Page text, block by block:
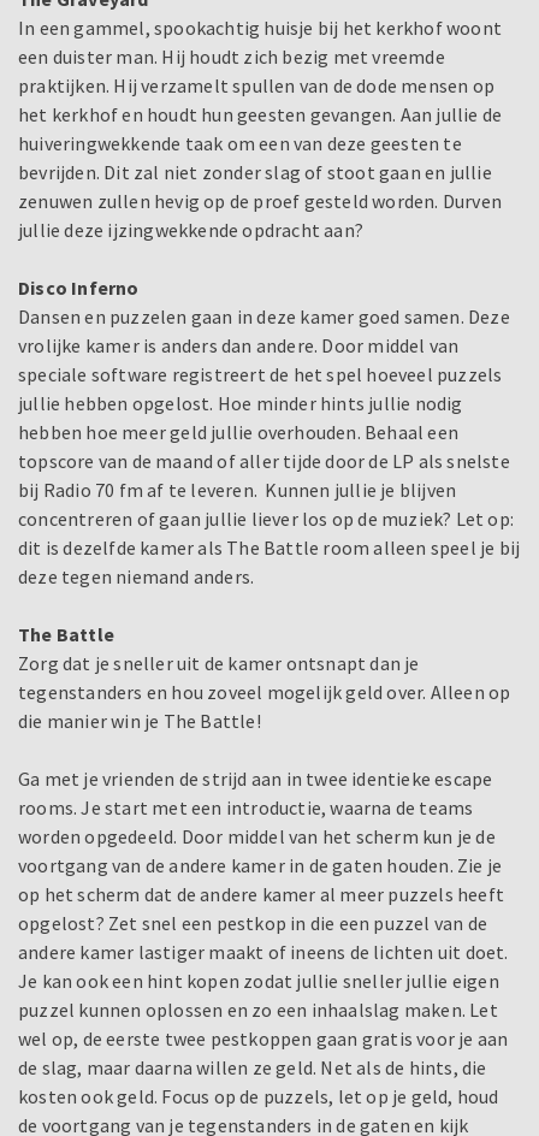
In een gammel, spookachtig huisje bij het kerkhof woont
een duister man. Hij houdt zich bezig met vreemde
praktijken. Hij verzamelt spullen van de dode mensen op
het kerkhof en houdt hun geesten gevangen. Aan jullie de
huiveringwekkende taak om een van deze geesten te
bevrijden. Dit zal niet zonder slag of stoot gaan en jullie
zenuwen zullen hevig op de proef gesteld worden. Durven
jullie deze ijzingwekkende opdracht aan?
Disco Inferno
Dansen en puzzelen gaan in deze kamer goed samen. Deze
vrolijke kamer is anders dan andere. Door middel van
speciale software registreert de het spel hoeveel puzzels
jullie hebben opgelost. Hoe minder hints jullie nodig
hebben hoe meer geld jullie overhouden. Behaal een
topscore van de maand of aller tijde door de LP als snelste
bij Radio 70 fm af te leveren. Kunnen jullie je blijven
concentreren of gaan jullie liever los op de muziek? Let op:
dit is dezelfde kamer als The Battle room alleen speel je bij
deze tegen niemand anders.
The Battle
Zorg dat je sneller uit de kamer ontsnapt dan je
tegenstanders en hou zoveel mogelijk geld over. Alleen op
die manier win je The Battle!
Ga met je vrienden de strijd aan in twee identieke escape
rooms. Je start met een introductie, waarna de teams
worden opgedeeld. Door middel van het scherm kun je de
voortgang van de andere kamer in de gaten houden. Zie je
op het scherm dat de andere kamer al meer puzzels heeft
opgelost? Zet snel een pestkop in die een puzzel van de
andere kamer lastiger maakt of ineens de lichten uit doet.
Je kan ook een hint kopen zodat jullie sneller jullie eigen
puzzel kunnen oplossen en zo een inhaalslag maken. Let
wel op, de eerste twee pestkoppen gaan gratis voor je aan
de slag, maar daarna willen ze geld. Net als de hints, die
kosten ook geld. Focus op de puzzels, let op je geld, houd
de voortgang van je tegenstanders in de gaten en kijk